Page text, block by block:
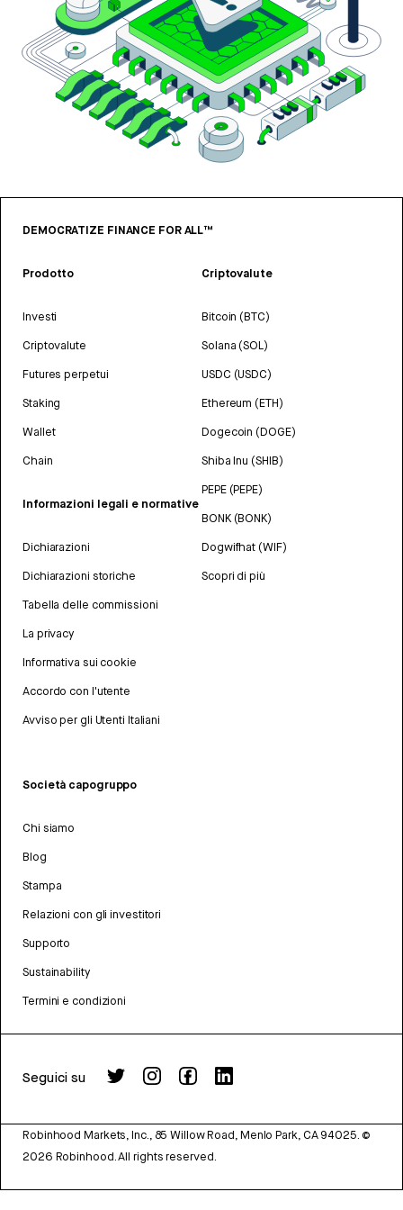
DEMOCRATIZE FINANCE FOR ALL™
Prodotto
Investi
Criptovalute
Futures perpetui
Staking
Wallet
Chain
Informazioni legali e normative
Dichiarazioni
Dichiarazioni storiche
Tabella delle commissioni
La privacy
Informativa sui cookie
Accordo con l'utente
Avviso per gli Utenti Italiani
Criptovalute
Bitcoin (BTC)
Solana (SOL)
USDC (USDC)
Ethereum (ETH)
Dogecoin (DOGE)
Shiba Inu (SHIB)
PEPE (PEPE)
BONK (BONK)
Dogwifhat (WIF)
Scopri di più
Società capogruppo
Chi siamo
Blog
Stampa
Relazioni con gli investitori
Supporto
Sustainability
Termini e condizioni
Seguici su
Robinhood Markets, Inc., 85 Willow Road, Menlo Park, CA 94025. ©
2026 Robinhood. All rights reserved.